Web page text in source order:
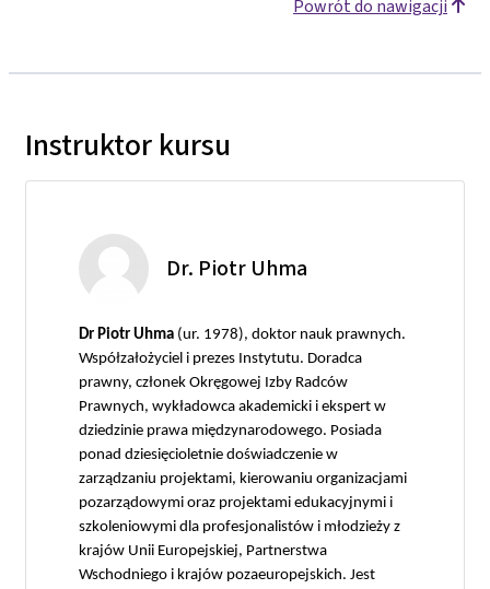
Powrót do nawigacji
Instruktor kursu
Dr. Piotr Uhma
Dr Piotr Uhma (ur. 1978), doktor nauk prawnych.
Współzałożyciel i prezes Instytutu. Doradca
prawny, członek Okręgowej Izby Radców
Prawnych, wykładowca akademicki i ekspert w
dziedzinie prawa międzynarodowego. Posiada
ponad dziesięcioletnie doświadczenie w
zarządzaniu projektami, kierowaniu organizacjami
pozarządowymi oraz projektami edukacyjnymi i
szkoleniowymi dla profesjonalistów i młodzieży z
krajów Unii Europejskiej, Partnerstwa
Wschodniego i krajów pozaeuropejskich. Jest